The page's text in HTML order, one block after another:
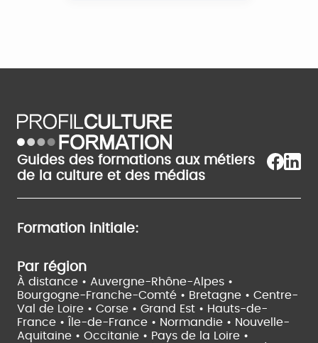
Guides des formations aux métiers
de la culture et des médias
Formation initiale:
Par région
À distance • Auvergne-Rhône-Alpes •
Bourgogne-Franche-Comté • Bretagne • Centre-
Val de Loire • Corse • Grand Est • Hauts-de-
France •
Île-de-France • Normandie • Nouvelle-
Aquitaine • Occitanie • Pays de la Loire •